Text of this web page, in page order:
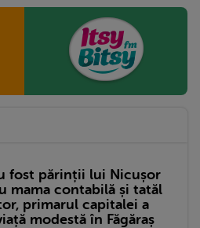
fost părinții lui Nicușor
mama contabilă și tatăl
primarul capitalei a
modestă în Făgăraș